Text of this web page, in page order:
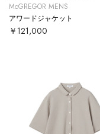
McGREGOR MENS
アワードジャケット
￥121,000